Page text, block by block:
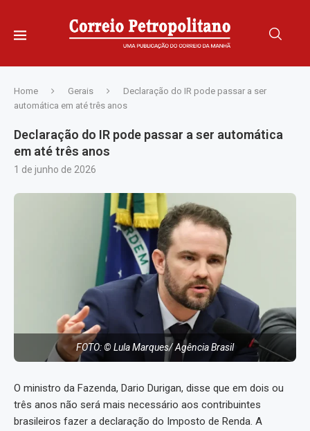
Home Gerais
Declaração do IR pode passar a ser
automática em até três anos
Declaração do IR pode passar a ser automática
em até três anos
1 de junho de 2026
FOTO: © Lula Marques/ Agência Brasil
O ministro da Fazenda, Dario Durigan, disse que em dois ou
três anos não será mais necessário aos contribuintes
brasileiros fazer a declaração do Imposto de Renda. A